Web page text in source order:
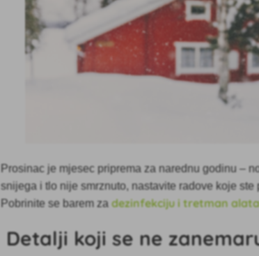
Prosinac je mjesec priprema za narednu godinu –
snijega i tlo nije smrznuto, nastavite radove koje
Pobrinite se barem za dezinfekciju i tretman alata
Detalji koji se ne